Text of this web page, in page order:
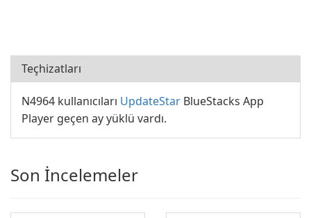
Teçhizatları
N4964 kullanıcıları UpdateStar BlueStacks App
Player geçen ay yüklü vardı.
Son İncelemeler